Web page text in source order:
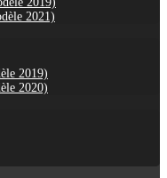
2021)
2019)
2020)